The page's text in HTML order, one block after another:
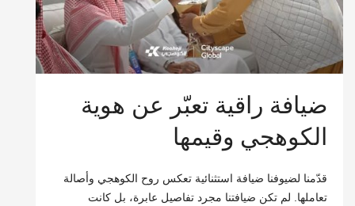
ضيافة راقية تعبّر عن هوية
الكوهجي وقيمها
قدّمنا لضيوفنا ضيافة استثنائية تعكس روح الكوهجي وأصالة
تعاملها. لم تكن ضيافتنا مجرد تفاصيل عابرة، بل كانت